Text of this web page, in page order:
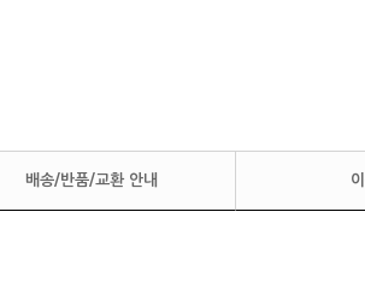
배송/반품/교환 안내